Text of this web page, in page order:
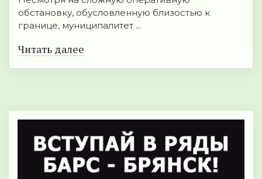
обстановку, обусловленную близостью к
границе, муниципалитет ...
Читать далее